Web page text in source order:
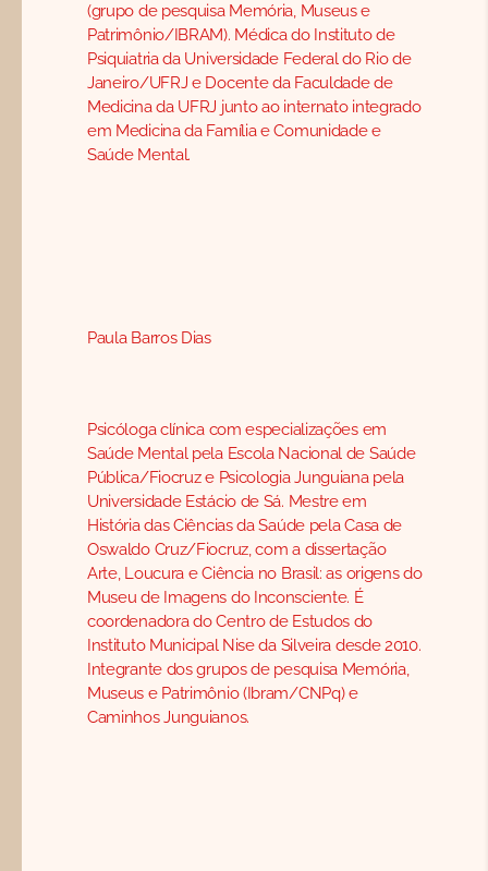
(grupo de pesquisa Memória, Museus e
Patrimônio/IBRAM). Médica do Instituto de
Psiquiatria da Universidade Federal do Rio de
Janeiro/UFRJ e Docente da Faculdade de
Medicina da UFRJ junto ao internato integrado
em Medicina da Família e Comunidade e
Saúde Mental.
Paula Barros Dias
Psicóloga clínica com especializações em
Saúde Mental pela Escola Nacional de Saúde
Pública/Fiocruz e Psicologia Junguiana pela
Universidade Estácio de Sá. Mestre em
História das Ciências da Saúde pela Casa de
Oswaldo Cruz/Fiocruz, com a dissertação
Arte, Loucura e Ciência no Brasil: as origens do
Museu de Imagens do Inconsciente. É
coordenadora do Centro de Estudos do
Instituto Municipal Nise da Silveira desde 2010.
Integrante dos grupos de pesquisa Memória,
Museus e Patrimônio (Ibram/CNPq) e
Caminhos Junguianos.